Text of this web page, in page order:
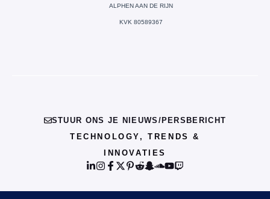
ALPHEN AAN DE RIJN
KVK 80589367
STUUR ONS JE NIEUWS/PERSBERICHT
TECHNOLOGY, TRENDS &
INNOVATIES